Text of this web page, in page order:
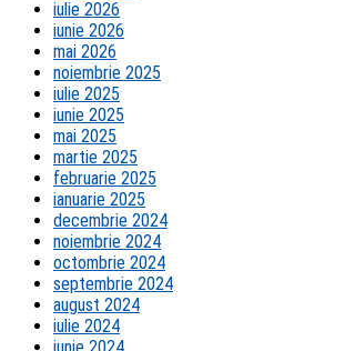
iulie 2026
iunie 2026
mai 2026
noiembrie 2025
iulie 2025
iunie 2025
mai 2025
martie 2025
februarie 2025
ianuarie 2025
decembrie 2024
noiembrie 2024
octombrie 2024
septembrie 2024
august 2024
iulie 2024